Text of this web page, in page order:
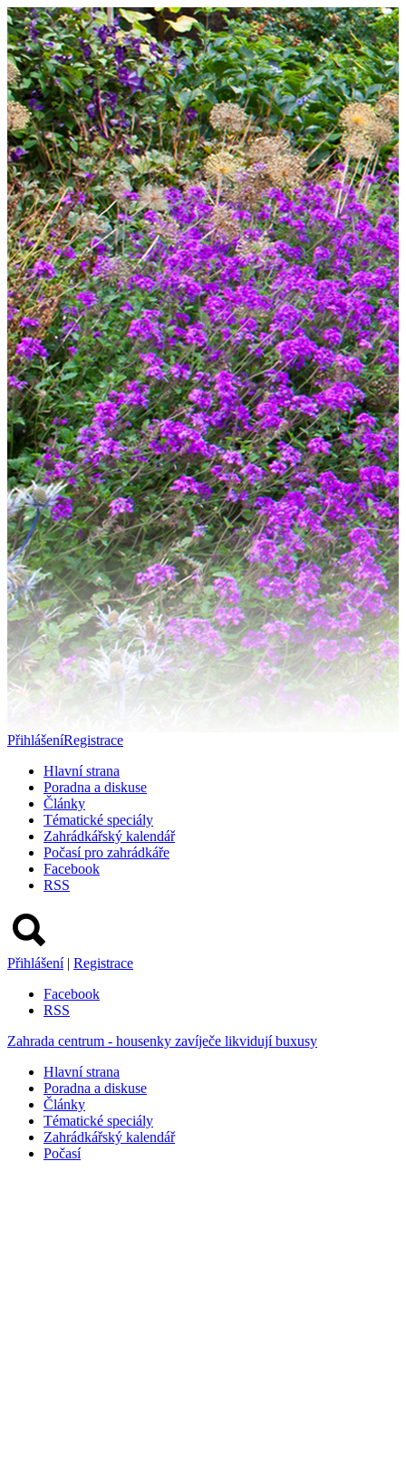
PřihlášeníRegistrace
Hlavní strana
Poradna a diskuse
Články
Tématické speciály
Zahrádkářský kalendář
Počasí pro zahrádkáře
Facebook
RSS
Přihlášení | Registrace
Facebook
RSS
Zahrada centrum - housenky zavíječe likvidují buxusy
Hlavní strana
Poradna a diskuse
Články
Tématické speciály
Zahrádkářský kalendář
Počasí